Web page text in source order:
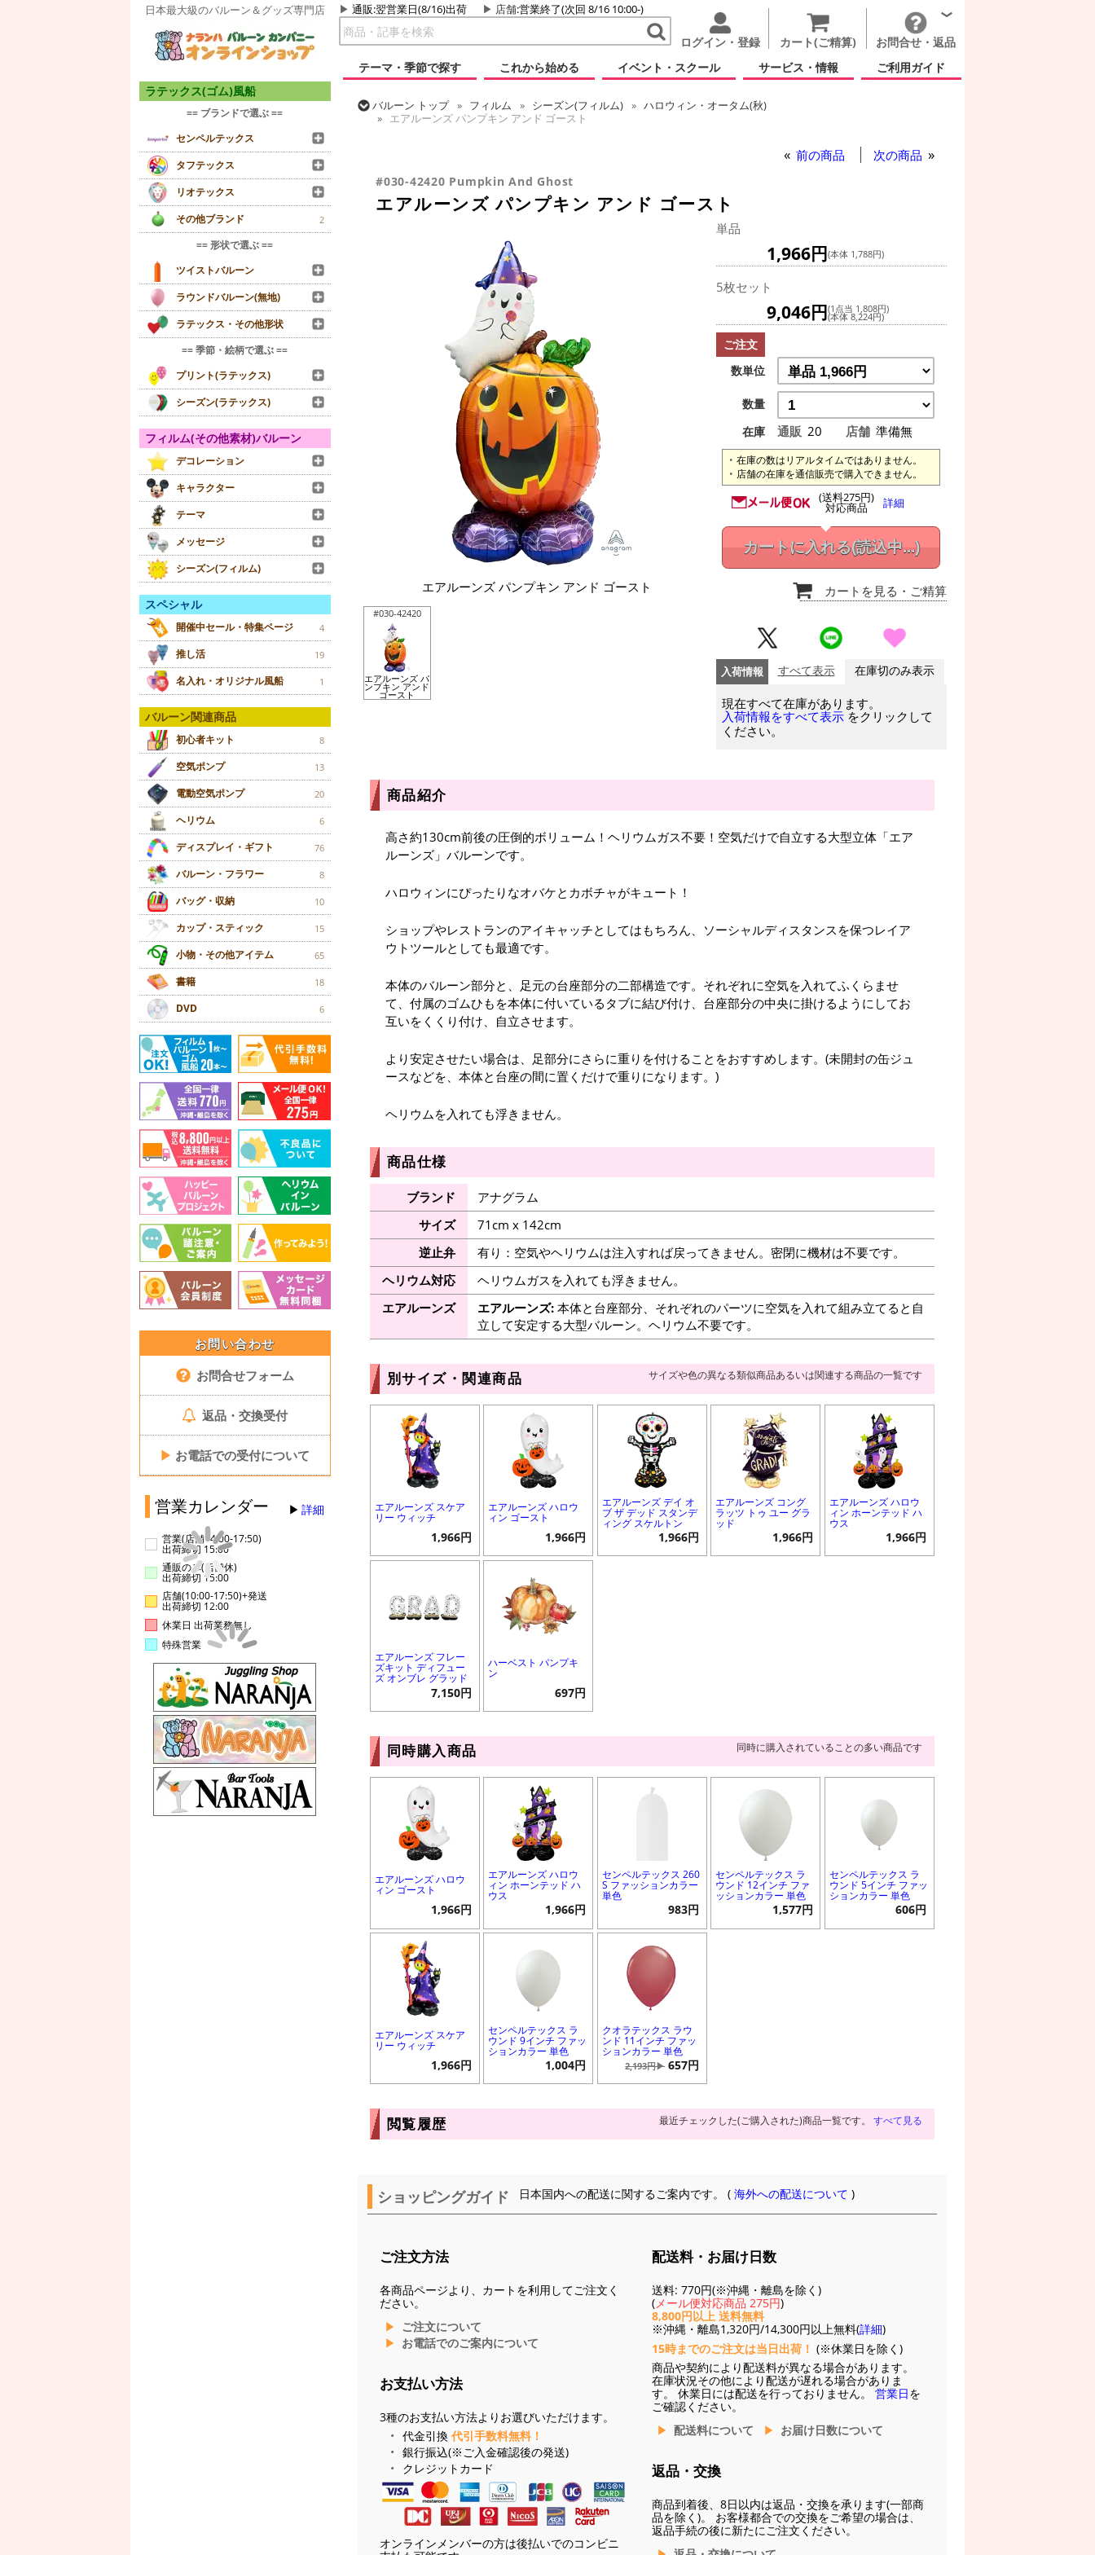
日本最大級のバルーン＆グッズ専門店 通販:翌営業日(8/16)出荷 店舗:営業終了(次回 8/16 10:00-)
ログイン・登録 カート(ご精算)
お問合せ・返品
テーマ・季節で探す
これから始める イベント・スクール サービス・情報 ご利用ガイド
ラテックス(ゴム)風船
== ブランドで選ぶ ==
センペルテックス
タフテックス
リオテックス
その他ブランド
2
== 形状で選ぶ ==
ツイストバルーン
ラウンドバルーン(無地)
ラテックス・その他形状
== 季節・絵柄で選ぶ ==
プリント(ラテックス)
シーズン(ラテックス)
フィルム(その他素材)バルーン
デコレーション
キャラクター
テーマ
メッセージ
シーズン(フィルム)
スペシャル
開催中セール・特集ページ 4
推し活 19
名入れ・オリジナル風船 1
バルーン関連商品
初心者キット 8
空気ポンプ 13
電動空気ポンプ 20
ヘリウム 6
ディスプレイ・ギフト 76
バルーン・フラワー 8
バッグ・収納 10
カップ・スティック 15
小物・その他アイテム 65
書籍 18
DVD 6
お問い合わせ
お問合せフォーム
返品・交換受付
▶ お電話での受付について
営業カレンダー 詳細
営業(店舗14:00-17:50)
出荷締切 15:00
通販のみ(店舗休)
出荷締切 15:00
店舗(10:00-17:50)+発送
出荷締切 12:00
休業日 出荷業務無し
特殊営業
バルーン トップ フィルム シーズン(フィルム)
ハロウィン・オータム(秋)
エアルーンズ パンプキン アンド ゴースト
前の商品 次の商品
#030-42420 Pumpkin And Ghost
エアルーンズ パンプキン アンド ゴースト
エアルーンズ パンプキン アンド ゴースト
#030-42420
エアルーンズ パ
ンプキン アンド
ゴースト
単品
1,966円(本体 1,788円)
5枚セット
9,046円(1点当 1,808円)
(本体 8,224円)
ご注文
数単位
数量
在庫
通販 20 店舗 準備無
在庫の数はリアルタイムではありません。
店舗の在庫を通信販売で購入できません。
(送料275円)
対応商品 詳細
カートに入れる(読込中...)
カートを見る ・ご精算
入荷情報 すべて表示 在庫切のみ表示
現在すべて在庫があります。
入荷情報をすべて表示 をクリックして
ください。
商品紹介
高さ約130cm前後の圧倒的ボリューム！ヘリウムガス不要！空気だけで自立する大型立体「エア
ルーンズ」バルーンです。
ハロウィンにぴったりなオバケとカボチャがキュート！
ショップやレストランのアイキャッチとしてはもちろん、ソーシャルディスタンスを保つレイア
ウトツールとしても最適です。
本体のバルーン部分と、足元の台座部分の二部構造です。それぞれに空気を入れてふくらませ
て、付属のゴムひもを本体に付いているタブに結び付け、台座部分の中央に掛けるようにしてお
互いをくくり付け、自立させます。
より安定させたい場合は、足部分にさらに重りを付けることをおすすめします。(未開封の缶ジュ
ースなどを、本体と台座の間に置くだけで重りになります。)
ヘリウムを入れても浮きません。
商品仕様
ブランド
アナグラム
サイズ
71cm x 142cm
逆止弁
有り：空気やヘリウムは注入すれば戻ってきません。密閉に機材は不要です。
ヘリウム対応
ヘリウムガスを入れても浮きません。
エアルーンズ
エアルーンズ:本体と台座部分、それぞれのパーツに空気を入れて組み立てると自
立して安定する大型バルーン。ヘリウム不要です。
別サイズ・関連商品 サイズや色の異なる類似商品あるいは関連する商品の一覧です
エアルーンズ スケア
リー ウィッチ
1,966円
エアルーンズ ハロウ
ィン ゴースト
1,966円
エアルーンズ デイ オ
ブ ザ デッド スタンデ
ィング スケルトン
1,966円
エアルーンズ コング
ラッツ トゥ ユー グラ
ッド
1,966円
エアルーンズ ハロウ
ィン ホーンテッド ハ
ウス
1,966円
エアルーンズ フレー
ズキット ディフュー
ズ オンブレ グラッド
7,150円
ハーベスト パンプキ
ン
697円
同時購入商品 同時に購入されていることの多い商品です
エアルーンズ ハロウ
ィン ゴースト
1,966円
エアルーンズ ハロウ
ィン ホーンテッド ハ
ウス
1,966円
センペルテックス 260
S ファッションカラー
単色
983円
センペルテックス ラ
ウンド 12インチ ファ
ッションカラー 単色
1,577円
センペルテックス ラ
ウンド 5インチ ファッ
ションカラー 単色
606円
エアルーンズ スケア
リー ウィッチ
1,966円
センペルテックス ラ
ウンド 9インチ ファッ
ションカラー 単色
1,004円
クオラテックス ラウ
ンド 11インチ ファッ
ションカラー 単色
2,193円▶ 657円
閲覧履歴 最近チェックした(ご購入された)商品一覧です。 すべて見る
ショッピングガイド 日本国内への配送に関するご案内です。 (海外への配送について )
ご注文方法
各商品ページより、カートを利用してご注文く
ださい。
ご注文について
お電話でのご案内について
お支払い方法
3種のお支払い方法よりお選びいただけます。
代金引換 代引手数料無料！
銀行振込(※ご入金確認後の発送)
クレジットカード
オンラインメンバーの方は後払いでのコンビニ
配送料・お届け日数
送料: 770円(※沖縄・離島を除く)
(メール便対応商品 275円)
8,800円以上 送料無料
※沖縄・離島1,320円/14,300円以上無料(詳細)
15時までのご注文は当日出荷！ (※休業日を除く)
商品や契約により配送料が異なる場合があります。
在庫状況その他により配送が遅れる場合がありま
す。 休業日には配送を行っておりません。 営業日を
ご確認ください。
配送料について
お届け日数について
返品・交換
商品到着後、8日以内は返品・交換を承ります(一部商
品を除く)。 お客様都合での交換をご希望の場合は、
返品手続の後に新たにご注文ください。